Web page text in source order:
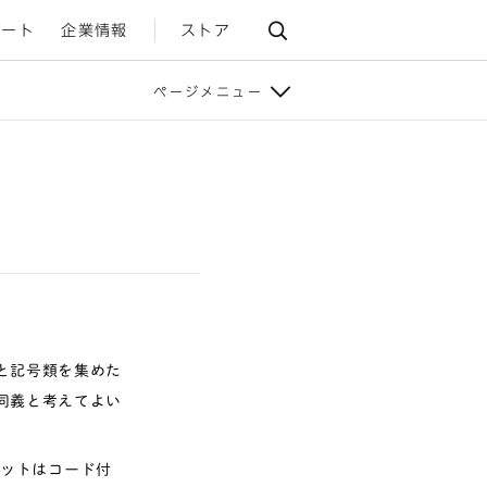
ト 企業情報 ストア
ページメニュー
記号類を集めた
義と考えてよい
トはコード付